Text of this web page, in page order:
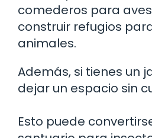
comederos para
construir refugios
animales.
Además, si tienes un
dejar un espacio sin
Esto puede